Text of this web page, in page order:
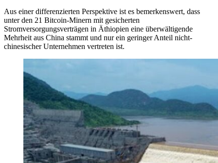
Aus einer differenzierten Perspektive ist es bemerkenswert, dass
unter den 21 Bitcoin-Minern mit gesicherten
Stromversorgungsverträgen in Äthiopien eine überwältigende
Mehrheit aus China stammt und nur ein geringer Anteil nicht-
chinesischer Unternehmen vertreten ist.